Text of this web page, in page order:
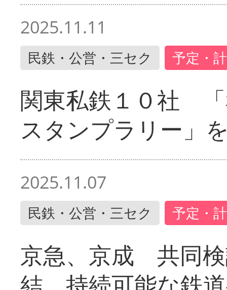
2025.11.11
民鉄・公営・三セク 予定・
関東私鉄１０社
スタンプラリー」
2025.11.07
民鉄・公営・三セク 予定・
京急、京成 共同